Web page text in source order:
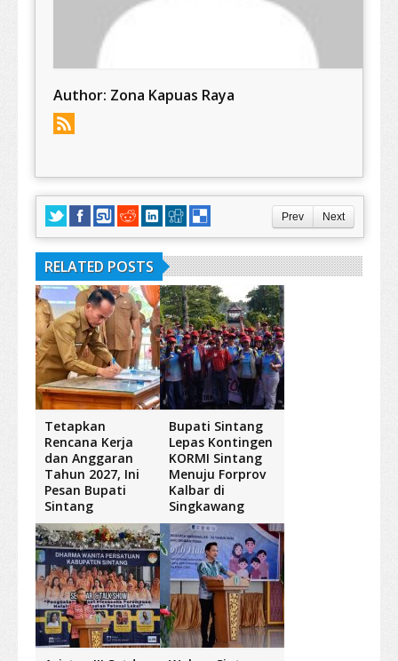
Author: Zona Kapuas Raya
Prev Next
RELATED POSTS
Tetapkan
Rencana Kerja
dan Anggaran
Tahun 2027, Ini
Pesan Bupati
Sintang
Bupati Sintang
Lepas Kontingen
KORMI Sintang
Menuju Forprov
Kalbar di
Singkawang